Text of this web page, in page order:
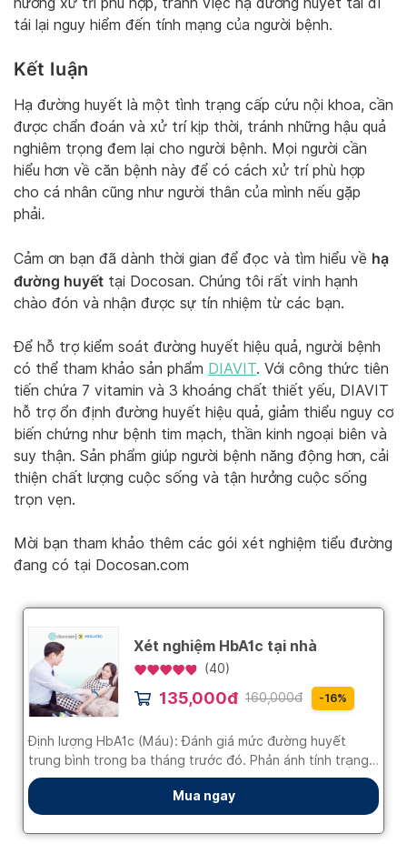
tái lại nguy hiểm đến tính mạng của người bệnh.
Kết luận
Hạ đường huyết là một tình trạng cấp cứu nội khoa, cần
được chẩn đoán và xử trí kịp thời, tránh những hậu quả
nghiêm trọng đem lại cho người bệnh. Mọi người cần
hiểu hơn về căn bệnh này để có cách xử trí phù hợp
cho cá nhân cũng như người thân của mình nếu gặp
phải.
Cảm ơn bạn đã dành thời gian để đọc và tìm hiểu về hạ
đường huyết tại Docosan. Chúng tôi rất vinh hạnh
chào đón và nhận được sự tín nhiệm từ các bạn.
Để hỗ trợ kiểm soát đường huyết hiệu quả, người bệnh
có thể tham khảo sản phẩm DIAVIT. Với công thức tiên
tiến chứa 7 vitamin và 3 khoáng chất thiết yếu, DIAVIT
hỗ trợ ổn định đường huyết hiệu quả, giảm thiểu nguy cơ
biến chứng như bệnh tim mạch, thần kinh ngoại biên và
suy thận. Sản phẩm giúp người bệnh năng động hơn, cải
thiện chất lượng cuộc sống và tận hưởng cuộc sống
trọn vẹn.
Mời bạn tham khảo thêm các gói xét nghiệm tiểu đường
đang có tại Docosan.com